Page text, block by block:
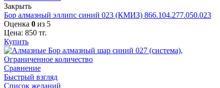
Закрыть
Бор алмазный эллипс синий 023 (КМИЗ) 866.104.277.050.023
Оценка 0 из 5
Цена: 850 тг.
Купить
Сравнение
Быстрый взгляд
Список желаний